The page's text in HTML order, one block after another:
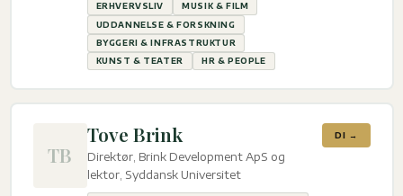
ERHVERVSLIV
MUSIK & FILM
UDDANNELSE & FORSKNING
BYGGERI & INFRASTRUKTUR
KUNST & TEATER
HR & PEOPLE
TB
Tove Brink
Direktør, Brink Development ApS og
lektor, Syddansk Universitet
DI →